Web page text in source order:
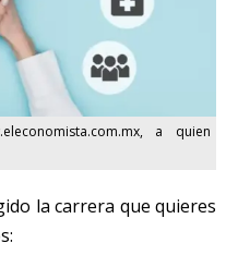
a quien
la carrera que quieres